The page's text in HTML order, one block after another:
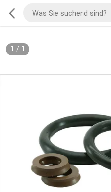
1 / 1